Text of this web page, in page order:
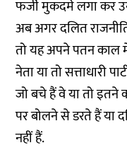
फर्जी मुकदमे लगा कर
अब अगर दलित
तो यह अपने पतन काल
नेता या तो सत्ताधारी
जो बचे हैं वे या तो इतने
पर बोलने से डरते हैं या
नहीं हैं.